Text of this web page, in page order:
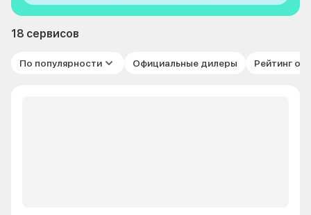
18 сервисов
По популярности Официальные дилеры Рейтинг